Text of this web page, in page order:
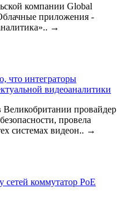
компании Global
приложения -
→
что интеграторы
видеоаналитики
провайдер
провела
системах видеон.. →
коммутатор PoE